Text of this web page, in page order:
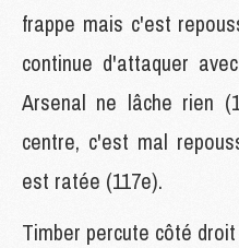
frappe mais c'est
continue d'attaquer
Arsenal ne lâche rien
centre, c'est mal
est ratée (117e).
Timber percute côté